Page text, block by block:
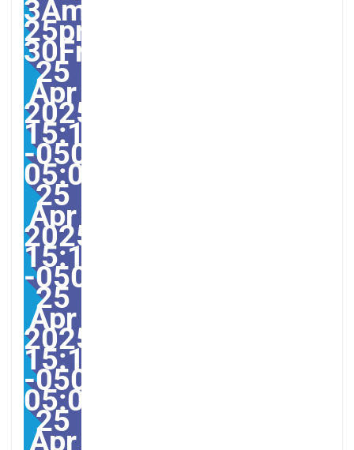
3America/
25pm30pm-
30Fri,
25
Apr
2025
15:10:00
-0500-
05:003America/
25
Apr
2025
15:10:00
-
25
Apr
2025
15:10:00
-0500-
05:00America/
25
Apr